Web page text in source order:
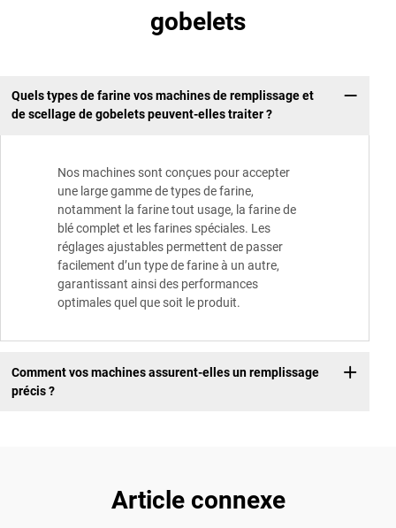
gobelets
Quels types de farine vos machines de remplissage et
de scellage de gobelets peuvent-elles traiter ?
Nos machines sont conçues pour accepter
une large gamme de types de farine,
notamment la farine tout usage, la farine de
blé complet et les farines spéciales. Les
réglages ajustables permettent de passer
facilement d’un type de farine à un autre,
garantissant ainsi des performances
optimales quel que soit le produit.
Comment vos machines assurent-elles un remplissage
précis ?
Article connexe